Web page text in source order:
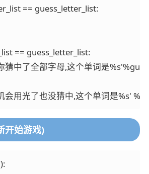
== guess_letter_list:
== guess_letter_list:
喜你猜中了全部字母,这个单词是
开始游戏)